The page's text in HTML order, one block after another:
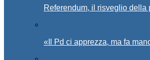
Referendum, il risveglio della
«Il Pd ci apprezza, ma fa